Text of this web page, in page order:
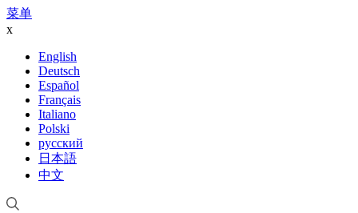
菜单
x
English
Deutsch
Español
Français
Italiano
Polski
русский
日本語
中文